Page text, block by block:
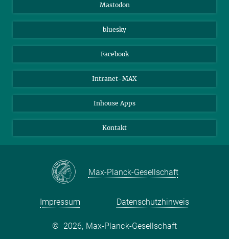
Beutenberg Campus e.V.
Mastodon
bluesky
Facebook
Intranet-MAX
Inhouse Apps
Kontakt
Max-Planck-Gesellschaft
Impressum Datenschutzhinweis
© 2026, Max-Planck-Gesellschaft